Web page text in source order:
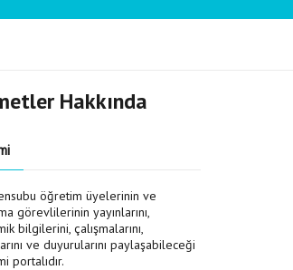
Hakkında
öğretim üyelerinin ve
görevlilerinin yayınlarını,
bilgilerini, çalışmalarını,
ve duyurularını paylaşabileceği
portalıdır.